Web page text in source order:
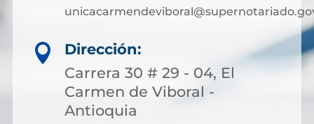

Dirección:
Carrera 30 # 29 - 04, El
Carmen de Viboral -
Antioquia